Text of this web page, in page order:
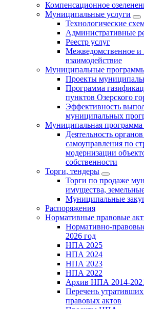
Компенсационное
Муниципальные услуги
Технологические
Административные
Реестр услуг
Межведомственное и
взаимодействие
Муниципальные
Проекты
Программа
пунктов Озерского
Эффективность
муниципальных
Муниципальная
Деятельность
самоуправления по
модернизации
собственности
Торги, тендеры
Торги по продаже
имущества,
Муниципальные
Распоряжения
Нормативные правовые
Нормативно-
2026 год
НПА 2025
НПА 2024
НПА 2023
НПА 2022
Архив НПА 2014-
Перечень
правовых актов